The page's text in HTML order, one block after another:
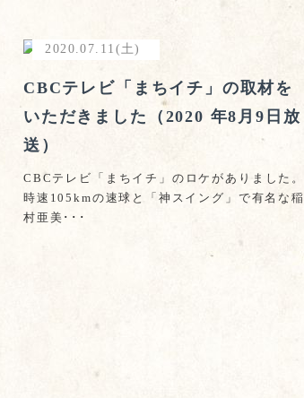
2020.07.11(土)
CBCテレビ「まちイチ」の取材を
いただきました（2020 年8月9日放
送）
CBCテレビ「まちイチ」のロケがありました。
時速105kmの速球と「神スイング」で有名な稲
村亜美･･･